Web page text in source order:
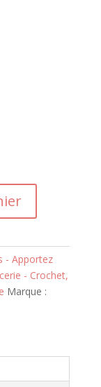
- Apportez
- Crochet,
Marque :